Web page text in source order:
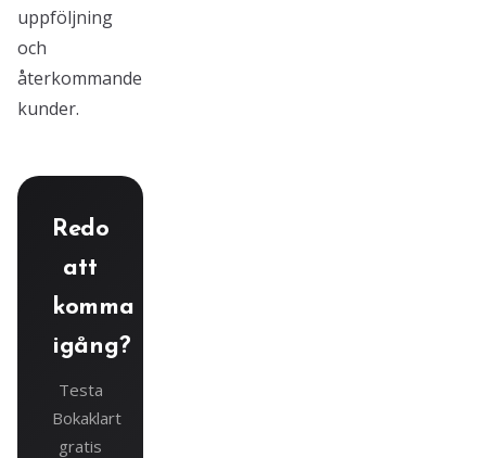
uppföljning
och
återkommande
kunder.
Redo
att
komma
igång?
Testa
Bokaklart
gratis